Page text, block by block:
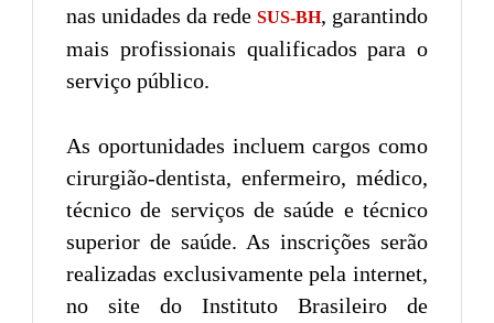
nas unidades da rede SUS-BH, garantindo
mais profissionais qualificados para o
serviço público.
As oportunidades incluem cargos como
cirurgião-dentista, enfermeiro, médico,
técnico de serviços de saúde e técnico
superior de saúde. As inscrições serão
realizadas exclusivamente pela internet,
no site do Instituto Brasileiro de